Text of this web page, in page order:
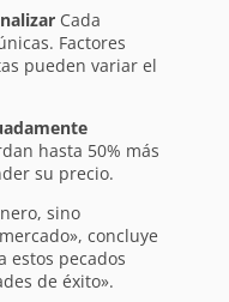
Cada
Factores
pueden variar el
hasta 50% más
su precio.
sino
concluye
estos pecados
de éxito».